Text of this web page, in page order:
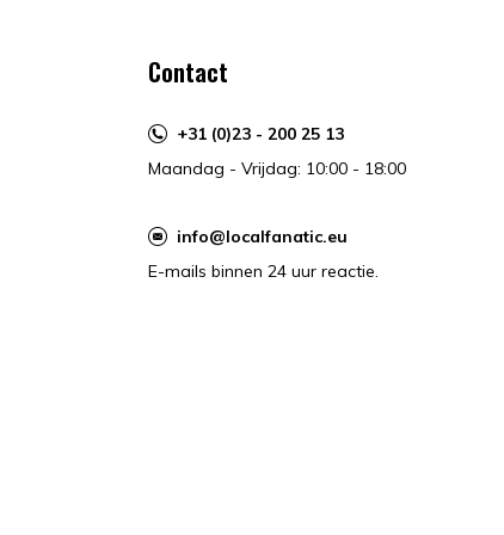
Contact
+31 (0)23 - 200 25 13
Maandag - Vrijdag: 10:00 - 18:00
info@localfanatic.eu
E-mails binnen 24 uur reactie.